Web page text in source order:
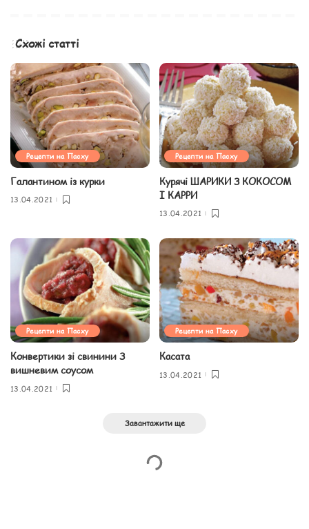
Схожі статті
Рецепти на Пасху
Галантином із курки
13.04.2021
Рецепти на Пасху
Курячі ШАРИКИ З КОКОСОМ
І КАРРИ
13.04.2021
Рецепти на Пасху
Конвертики зі свинини З
вишневим соусом
13.04.2021
Рецепти на Пасху
Касата
13.04.2021
Завантажити ще